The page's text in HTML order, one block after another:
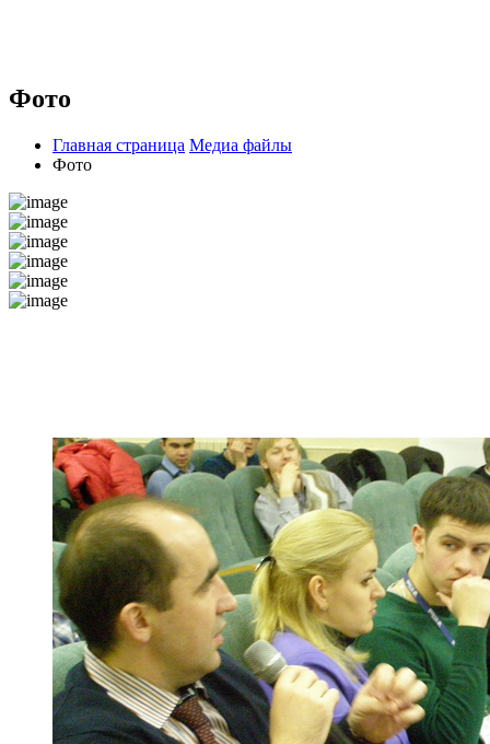
Фото
Главная страница Медиа файлы
Фото